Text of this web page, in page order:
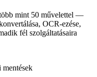
több mint 50 művelettel —
OCR-ezése,
fél szolgáltatásaira
mentések